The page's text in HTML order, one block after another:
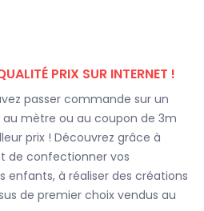
PRIX SUR INTERNET !
passer commande sur un
au mètre ou au coupon de 3m
prix ! Découvrez grâce à
de confectionner vos
à réaliser des créations
de premier choix vendus au